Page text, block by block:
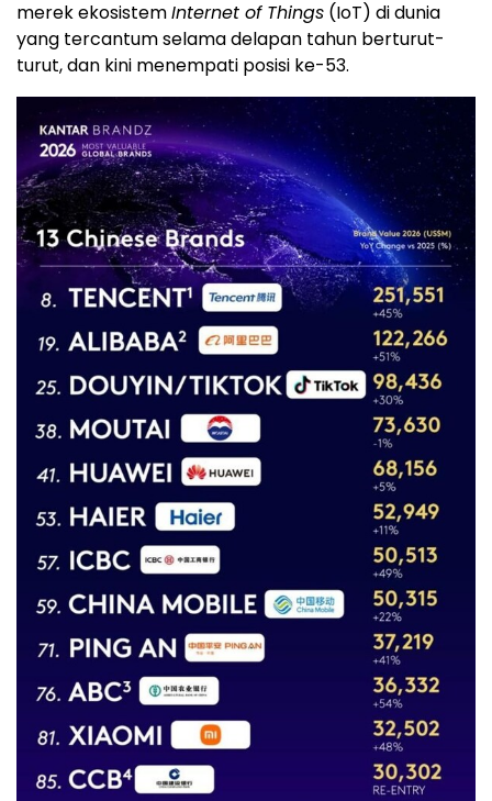
merek ekosistemInternet of Things (IoT) di dunia
yang tercantum selama delapan tahun berturut-
turut, dan kini menempati posisi ke-53.